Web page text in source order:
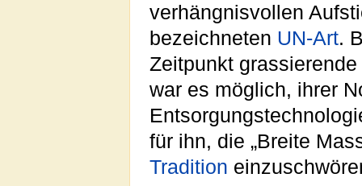
verhängnisvollen
bezeichneten UN-Art.
Zeitpunkt
war es möglich, ihrer
für ihn, die „Breite
Tradition